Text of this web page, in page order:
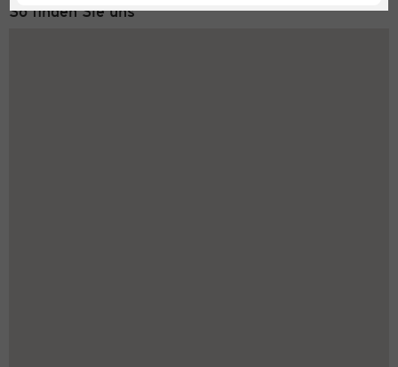
So finden Sie uns